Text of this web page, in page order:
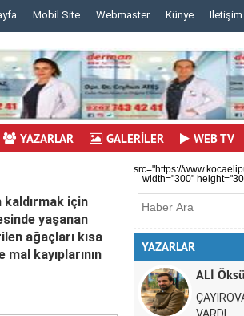
Mobil Site Webmaster Künye İletişim
YAZARLAR GALERİLER WEB TV
kaldırmak için
yaşanan
ağaçları kısa
kayıplarının
src="https://
width="300"
YAZARLAR
ALİ